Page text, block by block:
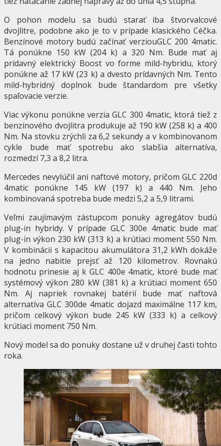
O pohon modelu sa budú starať iba štvorvalcové
dvojlitre, podobne ako je to v prípade klasického Céčka.
Benzínové motory budú začínať verziouGLC 200 4matic.
Tá ponúkne 150 kW (204 k) a 320 Nm. Bude mať aj
prídavný elektrický Boost vo forme mild-hybridu, ktorý
ponúkne až 17 kW (23 k) a dvesto prídavných Nm. Tento
mild-hybridný doplnok bude štandardom pre všetky
spaľovacie verzie.
Viac výkonu ponúkne verzia GLC 300 4matic, ktorá tiež z
benzínového dvojlitra produkuje až 190 kW (258 k) a 400
Nm. Na stovku zrýchli za 6,2 sekundy a v kombinovanom
cykle bude mať spotrebu ako slabšia alternatíva,
rozmedzí 7,3 a 8,2 litra.
Mercedes nevylúčil ani naftové motory, pričom GLC 220d
4matic ponúkne 145 kW (197 k) a 440 Nm. Jeho
kombinovaná spotreba bude medzi 5,2 a 5,9 litrami.
Veľmi zaujímavým zástupcom ponuky agregátov budú
plug-in hybridy. V prípade GLC 300e 4matic bude mať
plug-in výkon 230 kW (313 k) a krútiaci moment 550 Nm.
V kombinácii s kapacitou akumulátora 31,2 kWh dokáže
na jedno nabitie prejsť až 120 kilometrov. Rovnakú
hodnotu prinesie aj k GLC 400e 4matic, ktoré bude mať
systémový výkon 280 kW (381 k) a krútiaci moment 650
Nm. Aj napriek rovnakej batérií bude mať naftová
alternatíva GLC 300de 4matic dojazd maximálne 117 km,
pričom celkový výkon bude 245 kW (333 k) a celkový
krútiaci moment 750 Nm.
Nový model sa do ponuky dostane už v druhej časti tohto
roka.